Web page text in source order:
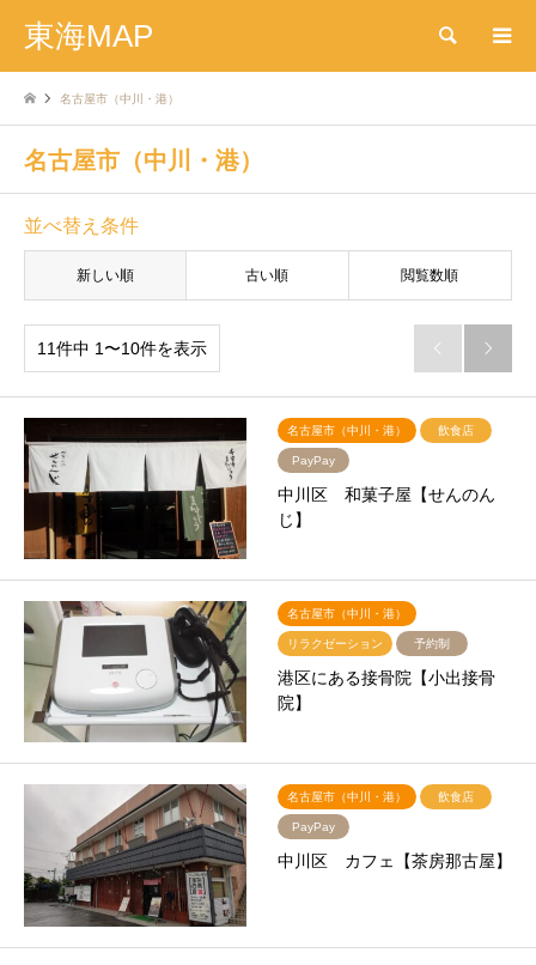
東海MAP 検索
名古屋市（中川・港）
名古屋市（中川・港）
並べ替え条件
新しい順 古い順 閲覧数順
11件中 1〜10件を表示  
名古屋市（中川・港） 飲食店
PayPay
中川区 和菓子屋【せんのん
じ】
名古屋市（中川・港）
リラクゼーション 予約制
港区にある接骨院【小出接骨
院】
名古屋市（中川・港） 飲食店
PayPay
中川区 カフェ【茶房那古屋】